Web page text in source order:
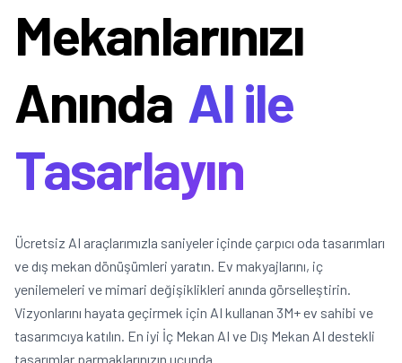
Mekanlarınızı
Anında AI ile
Tasarlayın
Ücretsiz AI araçlarımızla saniyeler içinde çarpıcı oda tasarımları
ve dış mekan dönüşümleri yaratın. Ev makyajlarını, iç
yenilemeleri ve mimari değişiklikleri anında görselleştirin.
Vizyonlarını hayata geçirmek için AI kullanan 3M+ ev sahibi ve
tasarımcıya katılın. En iyi İç Mekan AI ve Dış Mekan AI destekli
tasarımlar parmaklarınızın ucunda.